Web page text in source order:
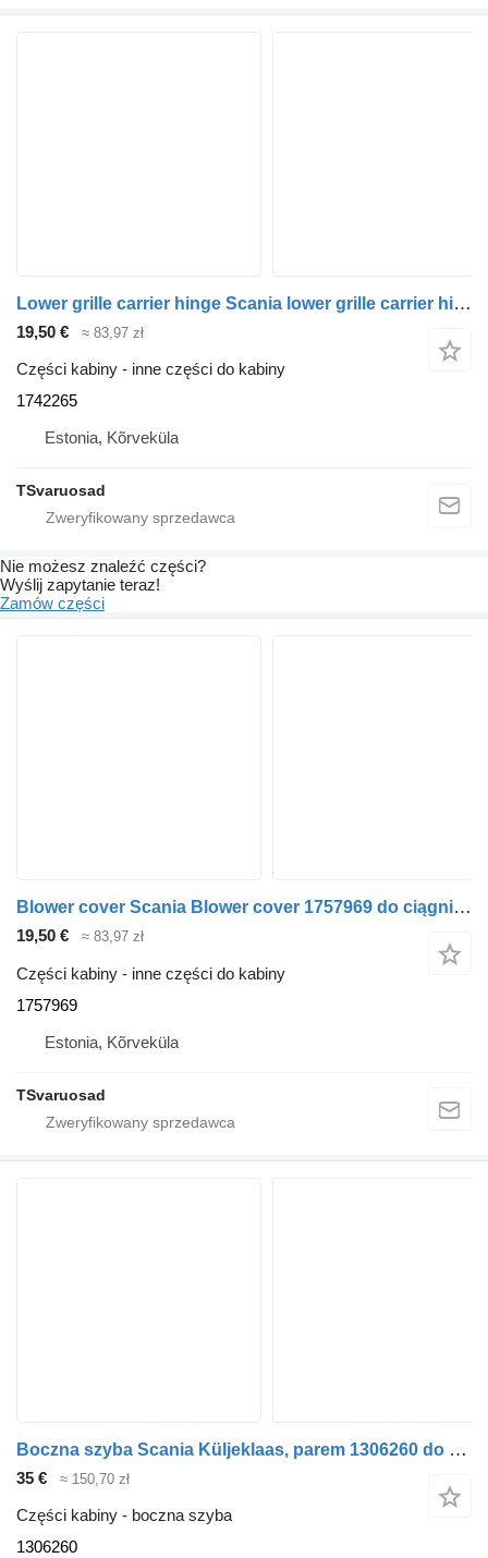
Lower grille carrier hinge Scania lower grille carrier hinge 1742265 do ciągnika siodłowego Scania P230
19,50 € ≈ 83,97 zł
Części kabiny - inne części do kabiny
1742265
Estonia, Kõrveküla
TSvaruosad
Nie możesz znaleźć części?
Wyślij zapytanie teraz!
Zamów części
Blower cover Scania Blower cover 1757969 do ciągnika siodłowego Scania P230
19,50 € ≈ 83,97 zł
Części kabiny - inne części do kabiny
1757969
Estonia, Kõrveküla
TSvaruosad
Boczna szyba Scania Küljeklaas, parem 1306260 do ciągnika siodłowego Scania P230
35 € ≈ 150,70 zł
Części kabiny - boczna szyba
1306260